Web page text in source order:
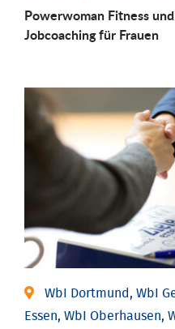
Powerwoman Fitness
Job­coaching für Frauen
WbI Dortmund, WbI
Essen, WbI Oberhausen,